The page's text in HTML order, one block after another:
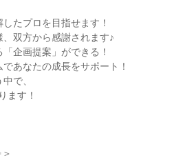
たプロを目指せます！
双方から感謝されます♪
企画提案」ができる！
あなたの成長をサポート！
で、